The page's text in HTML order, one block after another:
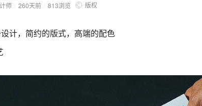
师 260天前 813浏览 版权
计，简约的版式，高端的配色